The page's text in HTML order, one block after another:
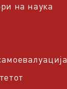
на наука